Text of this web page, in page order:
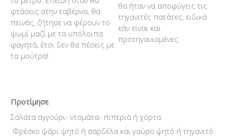
φτάσεις στην ταβέρνα, θα
πεινάς, ζήτησε να φέρουν το
ψωμί μαζί με τα υπόλοιπα
φαγητά, έτσι δεν θα πέσεις με
τα μούτρα!
θα ήταν να αποφύγεις τις
τηγανιτές πατάτες, ειδικά
εάν είναι και
προτηγανισμένες.
Προτίμησε
Σαλάτα αγγούρι- ντομάτα- πιπεριά ή χόρτα
Φρέσκο ψάρι ψητό ή σαρδέλα και γαύρο ψητό ή τηγανιτό